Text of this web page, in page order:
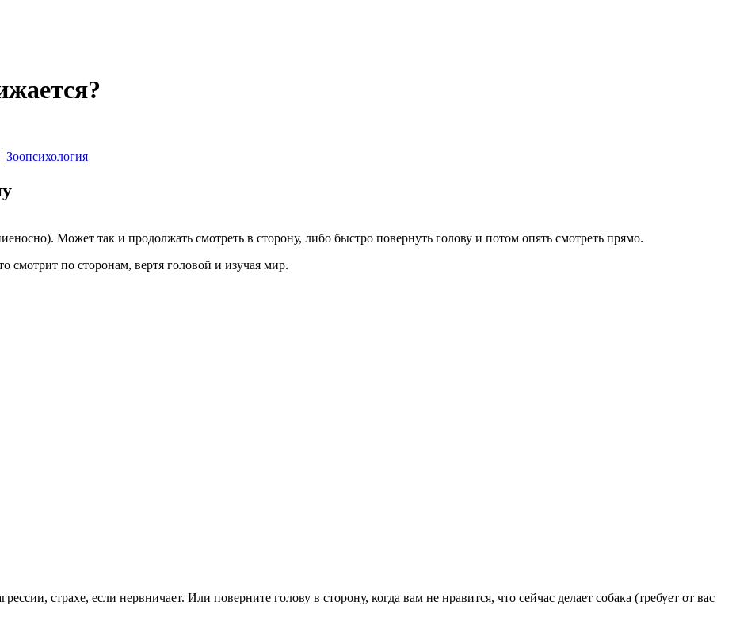
| Зоопсихология
Может так и продолжать смотреть в сторону, либо быстро повернуть голову и потом опять смотреть прямо.
смотрит по сторонам, вертя головой и изучая мир.
страхе, если нервничает. Или поверните голову в сторону, когда вам не нравится, что сейчас делает собака (требует от вас